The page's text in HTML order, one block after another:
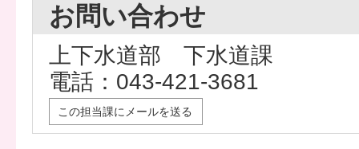
お問い合わせ
上下水道部 下水道課
電話：043-421-3681
この担当課にメールを送る